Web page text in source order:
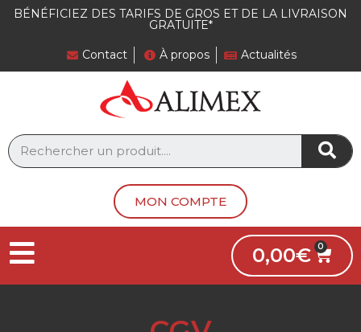
BÉNÉFICIEZ DES TARIFS DE GROS ET DE LA LIVRAISON
GRATUITE*
Contact À propos Actualités
MON COMPTE
0,00€